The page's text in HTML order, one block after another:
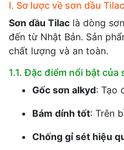
I. Sơ lược về sơn dầu
Sơn dầu Tilac là dòng
đến từ Nhật Bản. Sản
chất lượng và an toàn.
1.1. Đặc điểm nổi bật của
Gốc sơn alkyd: Tạo
Bám dính tốt: Trên
Chống gỉ sét hiệu